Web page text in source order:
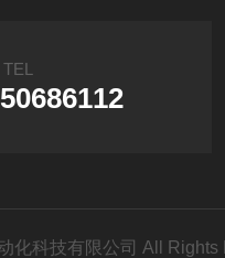
化科技有限公司 All